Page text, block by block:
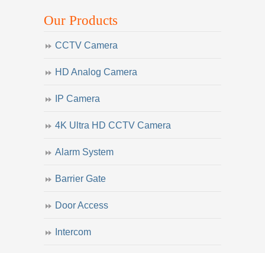
Our Products
CCTV Camera
HD Analog Camera
IP Camera
4K Ultra HD CCTV Camera
Alarm System
Barrier Gate
Door Access
Intercom